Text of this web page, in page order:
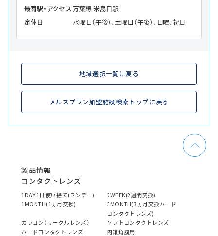
最寄駅・アクセス 万葉線 米島口駅
定休日
水曜日（午後）、土曜日（午後）、日曜、祝日
地域選択一覧に戻る
メルスプラン加盟施設検索トップに戻る
製品情報
コンタクトレンズ
1DAY 1日使い捨て(ワンデー)
2WEEK(2週間交換)
1MONTH(1ヵ月交換)
3MONTH(3ヵ月交換ハード
コンタクトレンズ)
カラコン（サークルレンズ）
ソフトコンタクトレンズ
ハードコンタクトレンズ
円錐角膜用